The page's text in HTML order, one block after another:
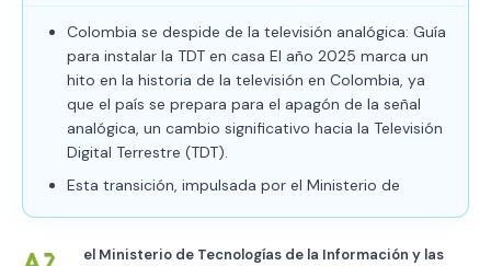
Colombia se despide de la televisión analógica: Guía
para instalar la TDT en casa El año 2025 marca un
hito en la historia de la televisión en Colombia, ya
que el país se prepara para el apagón de la señal
analógica, un cambio significativo hacia la Televisión
Digital Terrestre (TDT).
Esta transición, impulsada por el Ministerio de
el Ministerio de Tecnologías de la Información y las